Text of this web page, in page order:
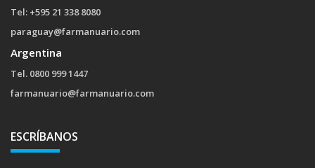
Tel: +595 21 338 8080
paraguay@farmanuario.com
Argentina
Tel. 0800 999 1447
farmanuario@farmanuario.com
ESCRÍBANOS